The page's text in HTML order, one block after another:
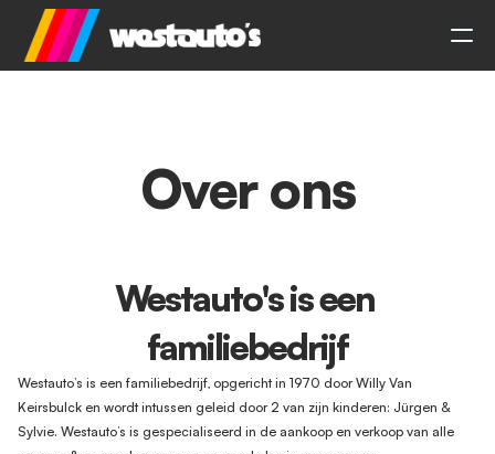
Over ons
Westauto's is een
familiebedrijf
Westauto’s is een familiebedrijf, opgericht in 1970 door Willy Van
Keirsbulck en wordt intussen geleid door 2 van zijn kinderen: Jürgen &
Sylvie. Westauto’s is gespecialiseerd in de aankoop en verkoop van alle